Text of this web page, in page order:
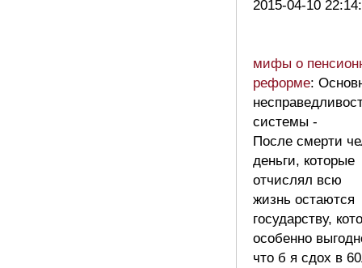
2015-04-10
мифы о
реформе:
системы -
После смерти
деньги, которые
отчислял всю
жизнь остаются
государству,
особенно
что б я сдох в